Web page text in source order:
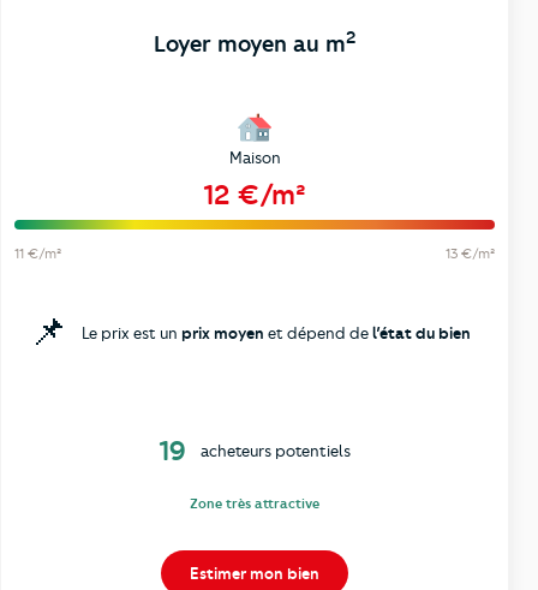
Loyer moyen au m2
Maison
12 €/m²
11 €/m² 13 €/m²
📌 Le prix est un prix moyen et dépend del’état du bien
19 acheteurs potentiels
Zone très attractive
Estimer mon bien